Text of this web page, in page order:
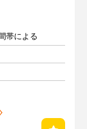
帯による